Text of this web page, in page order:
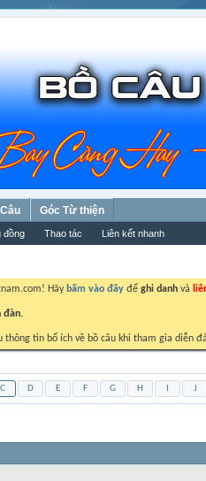
đồng Thao tác Liên kết nhanh
Góc Từ thiện
Hãy bấm vào đây để ghi danh và
đàn.
thông tin bổ ích về bồ câu khi tham gia diễn
C D E F G H J